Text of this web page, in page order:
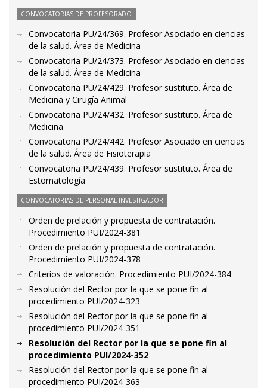
CONVOCATORIAS DE PROFESORADO
Convocatoria PU/24/369. Profesor Asociado en ciencias
de la salud. Área de Medicina
Convocatoria PU/24/373. Profesor Asociado en ciencias
de la salud. Área de Medicina
Convocatoria PU/24/429. Profesor sustituto. Área de
Medicina y Cirugía Animal
Convocatoria PU/24/432. Profesor sustituto. Área de
Medicina
Convocatoria PU/24/442. Profesor Asociado en ciencias
de la salud. Área de Fisioterapia
Convocatoria PU/24/439. Profesor sustituto. Área de
Estomatología
CONVOCATORIAS DE PERSONAL INVESTIGADOR
Orden de prelación y propuesta de contratación.
Procedimiento PUI/2024-381
Orden de prelación y propuesta de contratación.
Procedimiento PUI/2024-378
Criterios de valoración. Procedimiento PUI/2024-384
Resolución del Rector por la que se pone fin al
procedimiento PUI/2024-323
Resolución del Rector por la que se pone fin al
procedimiento PUI/2024-351
Resolución del Rector por la que se pone fin al
procedimiento PUI/2024-352
Resolución del Rector por la que se pone fin al
procedimiento PUI/2024-363